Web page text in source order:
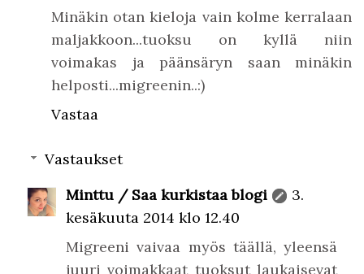
Minäkin otan kieloja vain kolme kerralaan
maljakkoon...tuoksu on kyllä niin
voimakas ja päänsäryn saan minäkin
helposti...migreenin..:)
Vastaa
Vastaukset
Minttu / Saa kurkistaa blogi
3.
kesäkuuta 2014 klo 12.40
Migreeni vaivaa myös täällä, yleensä
juuri voimakkaat tuoksut laukaisevat